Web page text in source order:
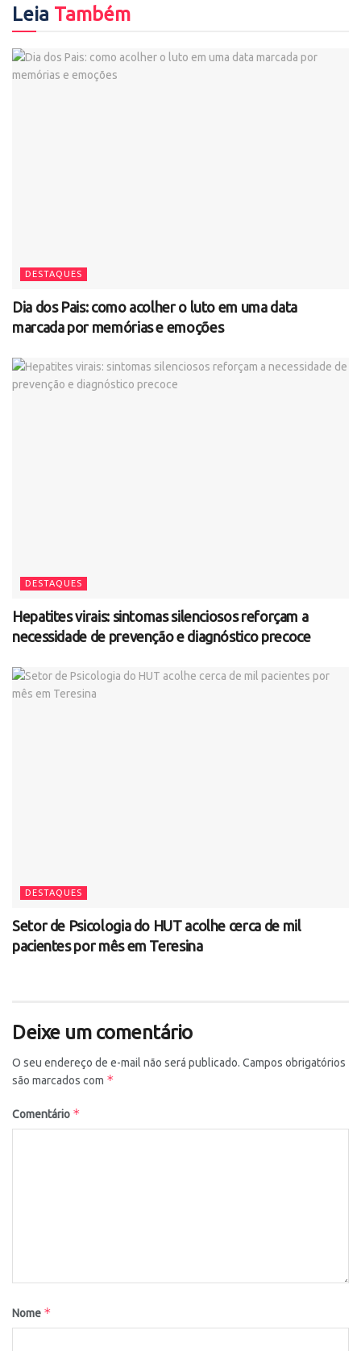
Leia Também
DESTAQUES
Dia dos Pais: como acolher o luto em uma data
marcada por memórias e emoções
DESTAQUES
Hepatites virais: sintomas silenciosos reforçam a
necessidade de prevenção e diagnóstico precoce
DESTAQUES
Setor de Psicologia do HUT acolhe cerca de mil
pacientes por mês em Teresina
Deixe um comentário
O seu endereço de e-mail não será publicado. Campos obrigatórios
são marcados com *
Comentário *
Nome *